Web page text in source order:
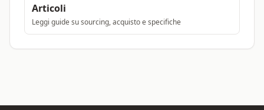
Articoli
Leggi guide su sourcing, acquisto e specifiche